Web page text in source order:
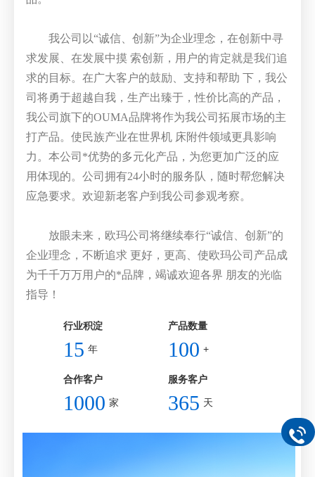
我公司以“诚信、创新”为企业理念，在创新中寻
求发展、在发展中摸 索创新，用户的肯定就是我们追
求的目标。在广大客户的鼓励、支持和帮助 下，我公
司将勇于超越自我，生产出臻于，性价比高的产品，
我公司旗下的OUMA品牌将作为我公司拓展市场的主
打产品。使民族产业在世界机 床附件领域更具影响
力。本公司*优势的多元化产品，为您更加广泛的应
用体现的。公司拥有24小时的服务队，随时帮您解决
应急要求。欢迎新老客户到我公司参观考察。
放眼未来，欧玛公司将继续奉行“诚信、创新”的
企业理念，不断追求 更好，更高、使欧玛公司产品成
为千千万万用户的*品牌，竭诚欢迎各界 朋友的光临
指导！
行业积淀
15 年
产品数量
100 +
合作客户
1000 家
服务客户
365 天